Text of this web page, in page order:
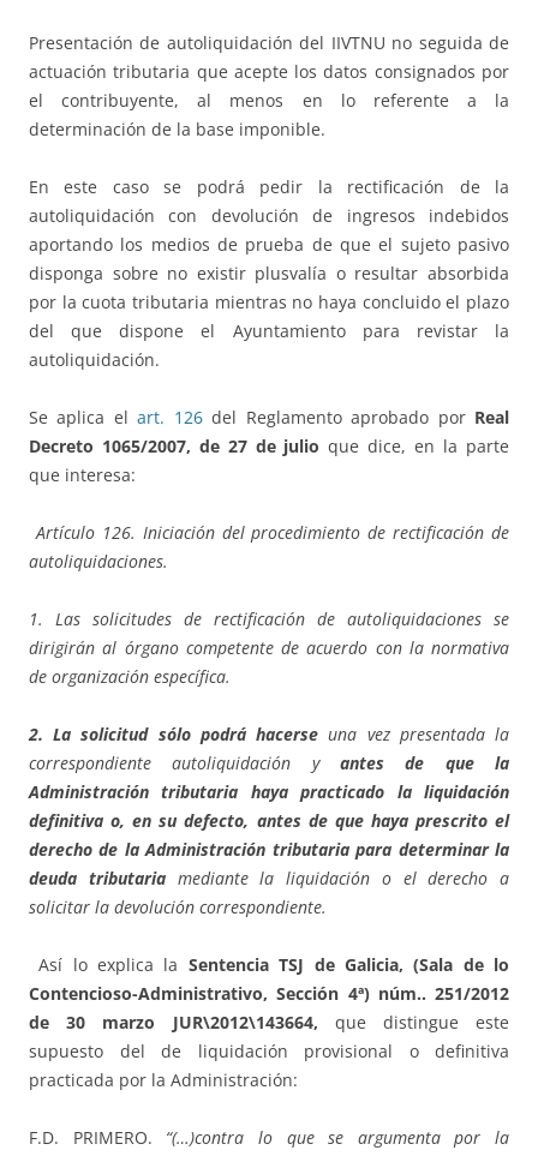
Presentación de autoliquidación del IIVTNU no seguida de
actuación tributaria que acepte los datos consignados por
el contribuyente, al menos en lo referente a la
determinación de la base imponible.
En este caso se podrá pedir la rectificación de la
autoliquidación con devolución de ingresos indebidos
aportando los medios de prueba de que el sujeto pasivo
disponga sobre no existir plusvalía o resultar absorbida
por la cuota tributaria mientras no haya concluido el plazo
del que dispone el Ayuntamiento para revistar la
autoliquidación.
Se aplica elart. 126del Reglamento aprobado por Real
Decreto 1065/2007, de 27 de julioque dice, en la parte
que interesa:
Artículo 126. Iniciación del procedimiento de rectificación de
autoliquidaciones.
1. Las solicitudes de rectificación de autoliquidaciones se
dirigirán al órgano competente de acuerdo con la normativa
de organización específica.
2. La solicitud sólo podrá hacerse una vez presentada la
correspondiente autoliquidación y antes de que la
Administración tributaria haya practicado la liquidación
definitiva o, en su defecto, antes de que haya prescrito el
derecho de la Administración tributaria para determinar la
deuda tributariamediante la liquidación o el derecho a
solicitar la devolución correspondiente.
Así lo explica la Sentencia TSJ de Galicia, (Sala de lo
Contencioso-Administrativo, Sección 4ª) núm.. 251/2012
de 30 marzo JUR\2012\143664, que distingue este
supuesto del de liquidación provisional o definitiva
practicada por la Administración:
F.D. PRIMERO. “(…)contra lo que se argumenta por la